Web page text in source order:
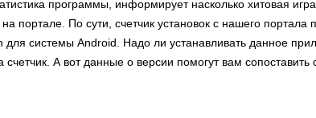
программы, информирует насколько хитовая
портале. По сути, счетчик установок с нашего портала
для системы Android. Надо ли устанавливать данное
счетчик. А вот данные о версии помогут вам